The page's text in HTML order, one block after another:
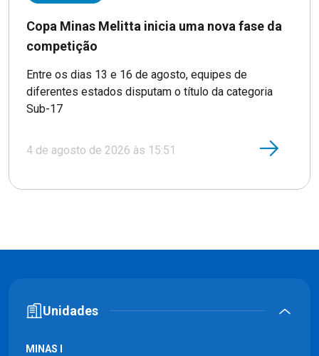
Copa Minas Melitta inicia uma nova fase da
competição
Entre os dias 13 e 16 de agosto, equipes de
diferentes estados disputam o título da categoria
Sub-17
4 de agosto de 2026 às 15:51
Unidades
MINAS I